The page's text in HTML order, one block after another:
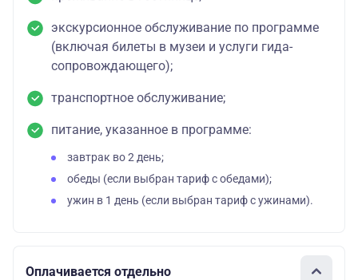
экскурсионное обслуживание по программе
(включая билеты в музеи и услуги гида-
сопровождающего);
транспортное обслуживание;
питание, указанное в программе:
завтрак во 2 день;
обеды (если выбран тариф с обедами);
ужин в 1 день (если выбран тариф с ужинами).
Оплачивается отдельно